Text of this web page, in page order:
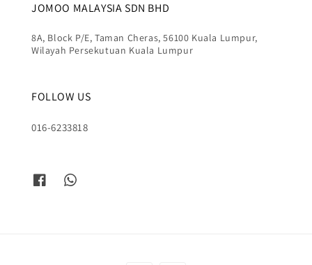
JOMOO MALAYSIA SDN BHD
8A, Block P/E, Taman Cheras, 56100 Kuala Lumpur,
Wilayah Persekutuan Kuala Lumpur
FOLLOW US
016-6233818